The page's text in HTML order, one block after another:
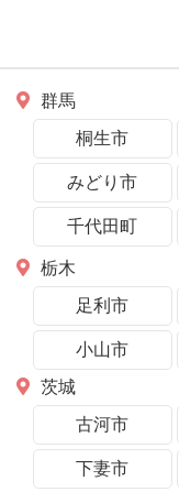
群馬
桐生市
みどり市
千代田町
栃木
足利市
小山市
茨城
古河市
下妻市